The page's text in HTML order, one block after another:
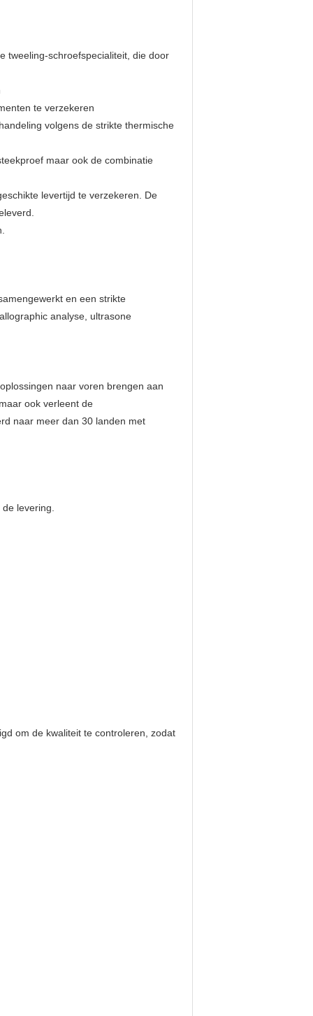
tweeling-schroefspecialiteit, die door
te verzekeren
volgens de strikte thermische
maar ook de combinatie
levertijd te verzekeren. De
en een strikte
analyse, ultrasone
naar voren brengen aan
ook verleent de
naar meer dan 30 landen met
levering.
om de kwaliteit te controleren, zodat